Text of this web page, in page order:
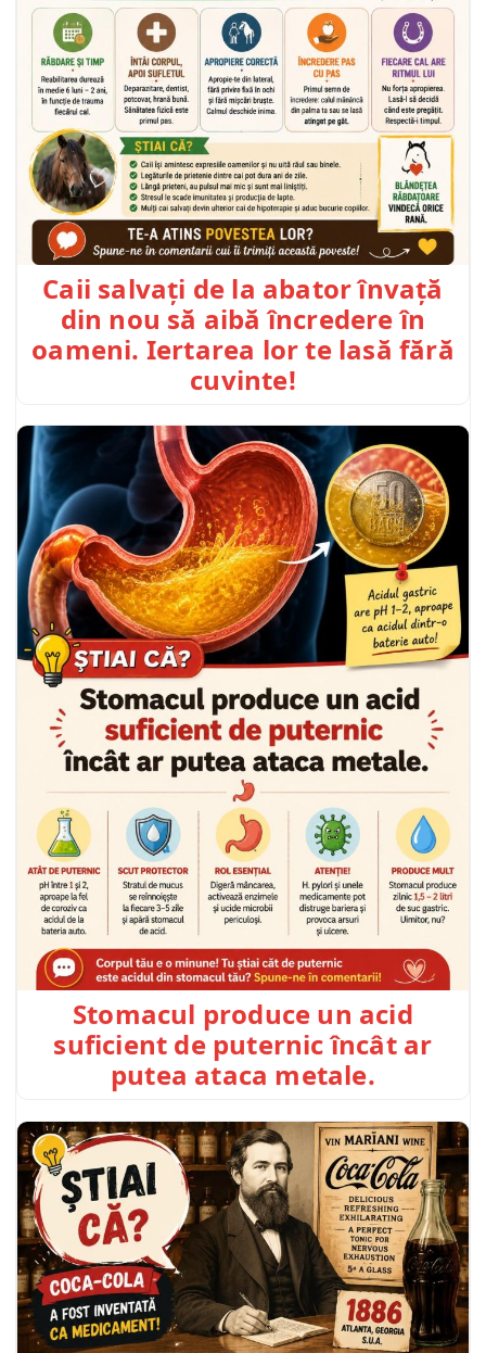
Caii salvați de la abator învață
din nou să aibă încredere în
oameni. Iertarea lor te lasă fără
cuvinte!
Stomacul produce un acid
suficient de puternic încât ar
putea ataca metale.